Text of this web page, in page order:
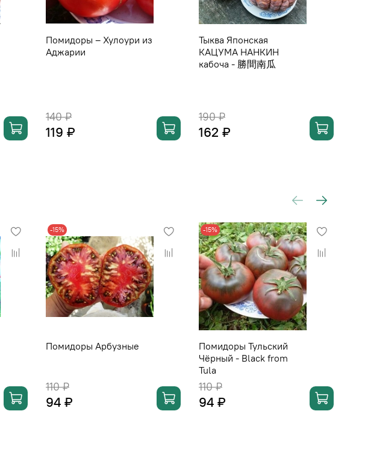
Помидоры – Хулоури из
Аджарии
140 ₽
119 ₽
Тыква Японская
КАЦУМА НАНКИН
кабоча - 勝間南瓜
190 ₽
162 ₽
-15%
Помидоры Арбузные
110 ₽
94 ₽
-15%
Помидоры Тульский
Чёрный - Black from
Tula
110 ₽
94 ₽